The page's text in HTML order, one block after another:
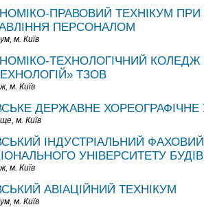
ПРАВОВИЙ ТЕХНІКУМ ПРИ
ПЕРСОНАЛОМ
м. Київ
ТЕХНОЛОГІЧНИЙ КОЛЕДЖ
ТЗОВ
м. Київ
ДЕРЖАВНЕ
м. Київ
ІНДУСТРІАЛЬНИЙ
УНІВЕРСИТЕТУ
м. Київ
АВІАЦІЙНИЙ ТЕХНІКУМ
м. Київ